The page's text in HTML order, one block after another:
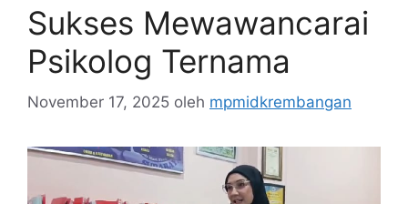
Sukses Mewawancarai
Psikolog Ternama
November 17, 2025 oleh mpmidkrembangan